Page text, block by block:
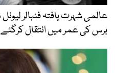
برس کی عمر میں انتقال کرگئے